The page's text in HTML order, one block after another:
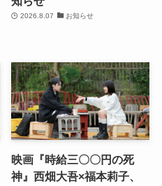
2026.8.07 お知らせ
映画『時給三〇〇円の死
神』西畑大吾×福本莉子、